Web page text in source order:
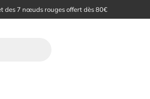
des 7 nœuds rouges offert dès 80€